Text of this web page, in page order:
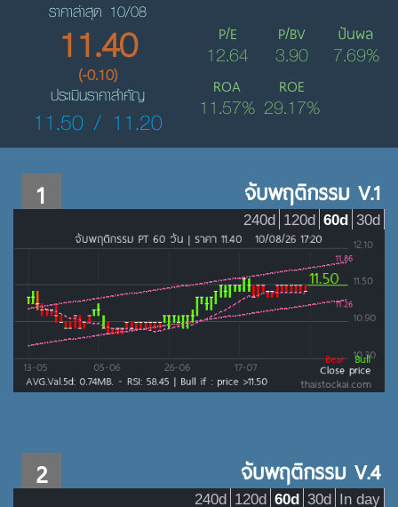
ราคาล่าสุด 10/08
11.40
(-0.10)
ประเมินราคาสำคัญ
11.50 / 11.20
P/E
12.64
P/BV
3.90
ปันผล
7.69%
ROA
11.57%
ROE
29.17%
1 จับพฤติกรรม V.1
30d
60d
120d
240d
2 จับพฤติกรรม V.4
In day
30d
60d
120d
240d